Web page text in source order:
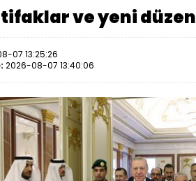
ve yeni düzen
07 13:25:26
2026-08-07 13:40:06